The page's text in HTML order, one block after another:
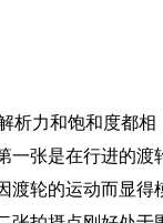
析力和饱和度都相
一张是在行进的渡
渡轮的运动而显得